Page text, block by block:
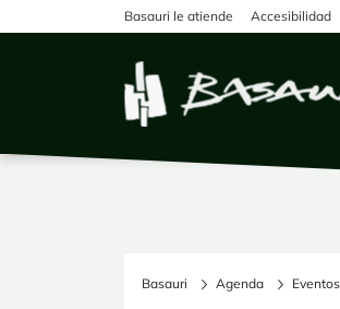
Pasar al contenido principal
Basauri le atiende Accesibilidad
Basauri Agenda